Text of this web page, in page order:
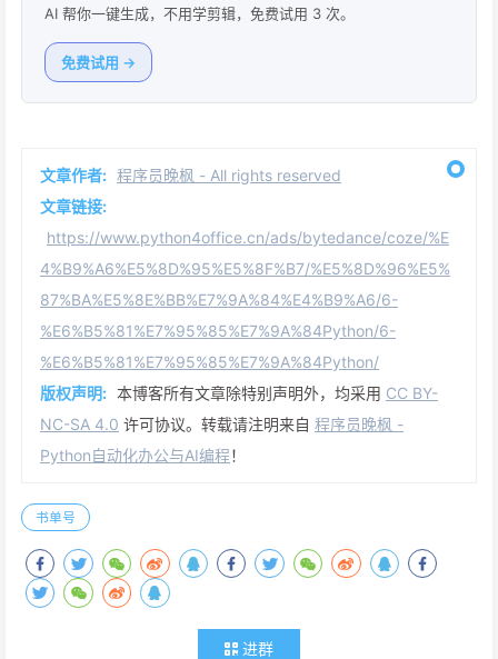
AI 帮你一键生成，不用学剪辑，免费试用 3 次。
免费试用 →
文章作者: 程序员晚枫 - All rights reserved
文章链接:
https://www.python4office.cn/ads/bytedance/coze/%E
4%B9%A6%E5%8D%95%E5%8F%B7/%E5%8D%96%E5%
87%BA%E5%8E%BB%E7%9A%84%E4%B9%A6/6-
%E6%B5%81%E7%95%85%E7%9A%84Python/6-
%E6%B5%81%E7%95%85%E7%9A%84Python/
版权声明: 本博客所有文章除特别声明外，均采用 CC BY-
NC-SA 4.0 许可协议。转载请注明来自 程序员晚枫 -
Python自动化办公与AI编程！
书单号
进群